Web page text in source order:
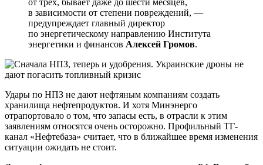
от трех, бывает даже до шести месяцев,
в зависимости от степени повреждений, —
предупреждает главный директор
по энергетическому направлению Института
энергетики и финансов Алексей Громов.
Удары по НПЗ не дают нефтяным компаниям создать
хранилища нефтепродуктов. И хотя Минэнерго
отрапортовало о том, что запасы есть, в отрасли к этим
заявлениям относятся очень осторожно. Профильный ТГ-
канал «Нефтебаза» считает, что в ближайшее время изменения
ситуации ожидать не стоит.